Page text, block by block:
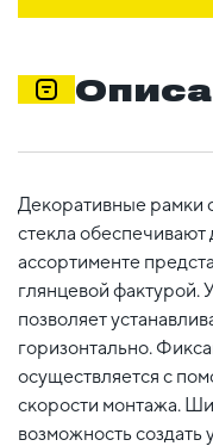
Декоративные рамки
стекла
ассортименте
глянцевой фактурой.
позволяет
горизонтально.
осуществляется с
скорости монтажа.
возможность